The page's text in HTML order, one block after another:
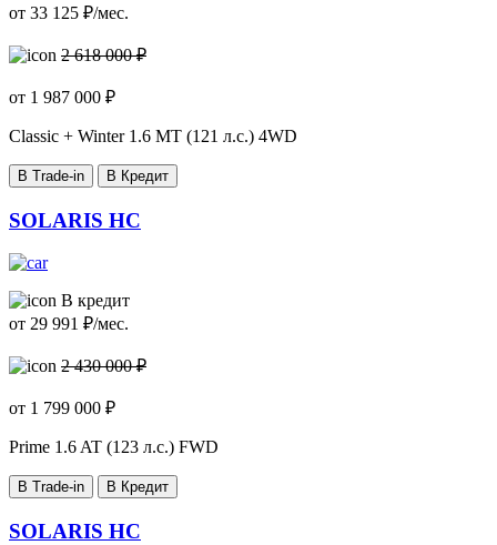
от 33 125 ₽/мес.
2 618 000 ₽
от 1 987 000 ₽
Classic + Winter 1.6 MT (121 л.с.) 4WD
В Trade-in В Кредит
SOLARIS HC
В кредит
от 29 991 ₽/мес.
2 430 000 ₽
от 1 799 000 ₽
Prime 1.6 AT (123 л.с.) FWD
В Trade-in В Кредит
SOLARIS HC